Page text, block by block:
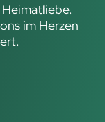
im Herzen